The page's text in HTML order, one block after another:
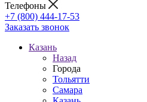
Телефоны
+7 (800) 444-17-53
Заказать звонок
Казань
Назад
Города
Тольятти
Самара